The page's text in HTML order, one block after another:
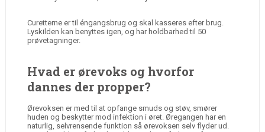
Curetterne er til éngangsbrug og skal kasseres efter brug.
Lyskilden kan benyttes igen, og har holdbarhed til 50
prøvetagninger.
Hvad er ørevoks og hvorfor
dannes der propper?
Ørevoksen er med til at opfange smuds og støv, smører
huden og beskytter mod infektion i øret. Øregangen har en
naturlig, selvrensende funktion så ørevoksen selv flyder ud.